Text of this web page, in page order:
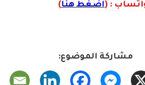
: (اضغط هنا)
مشاركة الموضوع: